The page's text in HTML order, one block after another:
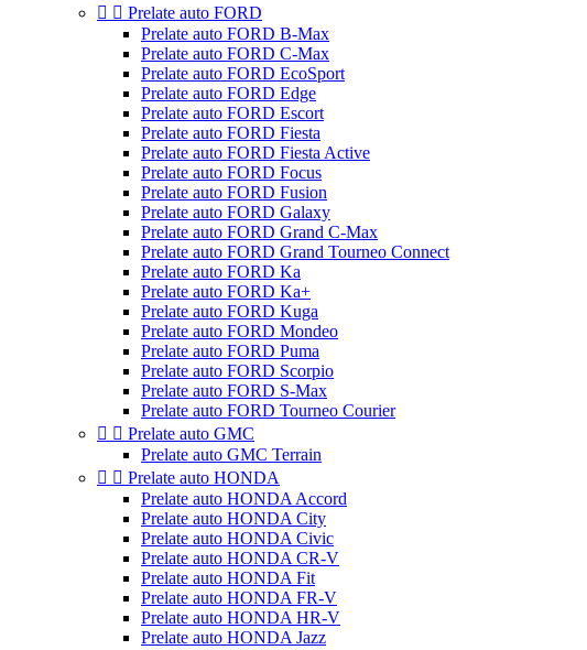
  Prelate auto FORD
Prelate auto FORD B-Max
Prelate auto FORD C-Max
Prelate auto FORD EcoSport
Prelate auto FORD Edge
Prelate auto FORD Escort
Prelate auto FORD Fiesta
Prelate auto FORD Fiesta Active
Prelate auto FORD Focus
Prelate auto FORD Fusion
Prelate auto FORD Galaxy
Prelate auto FORD Grand C-Max
Prelate auto FORD Grand Tourneo Connect
Prelate auto FORD Ka
Prelate auto FORD Ka+
Prelate auto FORD Kuga
Prelate auto FORD Mondeo
Prelate auto FORD Puma
Prelate auto FORD Scorpio
Prelate auto FORD S-Max
Prelate auto FORD Tourneo Courier
  Prelate auto GMC
Prelate auto GMC Terrain
  Prelate auto HONDA
Prelate auto HONDA Accord
Prelate auto HONDA City
Prelate auto HONDA Civic
Prelate auto HONDA CR-V
Prelate auto HONDA Fit
Prelate auto HONDA FR-V
Prelate auto HONDA HR-V
Prelate auto HONDA Jazz